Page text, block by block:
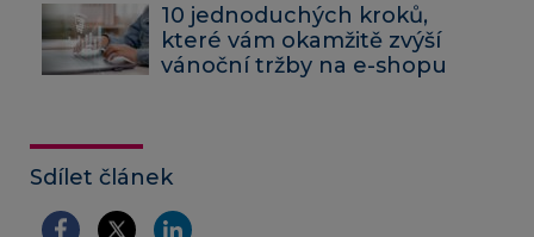
10 jednoduchých kroků,
které vám okamžitě zvýší
vánoční tržby na e-shopu
Sdílet článek